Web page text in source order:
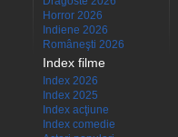
Horror 2026
Indiene 2026
Româneşti 2026
Index filme
Index 2026
Index 2025
Index acţiune
Index comedie